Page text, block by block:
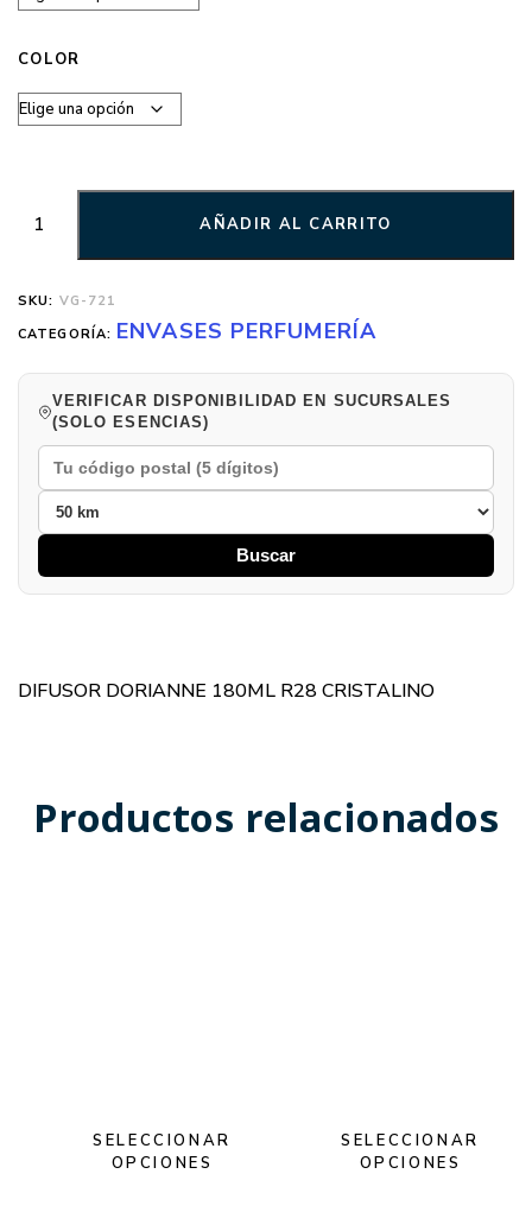
COLOR
AÑADIR AL CARRITO
SKU: VG-721
CATEGORÍA: ENVASES PERFUMERÍA
VERIFICAR DISPONIBILIDAD EN SUCURSALES
(SOLO ESENCIAS)
Buscar
DIFUSOR DORIANNE 180ML R28 CRISTALINO
Productos relacionados
SELECCIONAR
OPCIONES
SELECCIONAR
OPCIONES